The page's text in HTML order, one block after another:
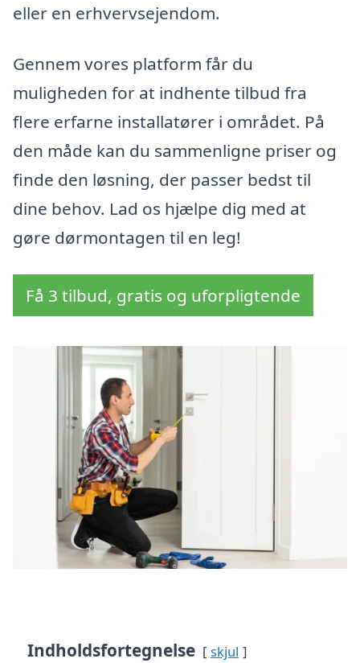
eller en erhvervsejendom.
Gennem vores platform får du
muligheden for at indhente tilbud fra
flere erfarne installatører i området. På
den måde kan du sammenligne priser og
finde den løsning, der passer bedst til
dine behov. Lad os hjælpe dig med at
gøre dørmontagen til en leg!
Få 3 tilbud, gratis og uforpligtende
Indholdsfortegnelse skjul